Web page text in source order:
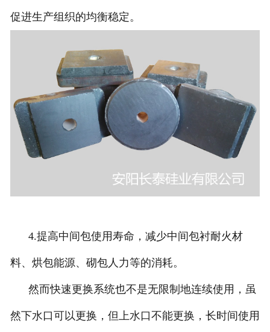
促进生产组织的均衡稳定。
4.提高中间包使用寿命，减少中间包衬耐火材
料、烘包能源、砌包人力等的消耗。
然而快速更换系统也不是无限制地连续使用，虽
然下水口可以更换，但上水口不能更换，长时间使用